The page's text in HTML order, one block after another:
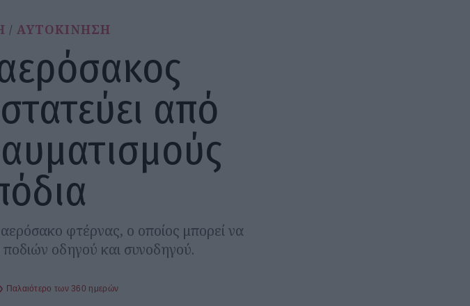
ΑΥΤΟΚΙΝΗΣΗ
από
φτέρνας, ο οποίος μπορεί να
οδηγού και συνοδηγού.
Παλαιότερο των 360 ημερών